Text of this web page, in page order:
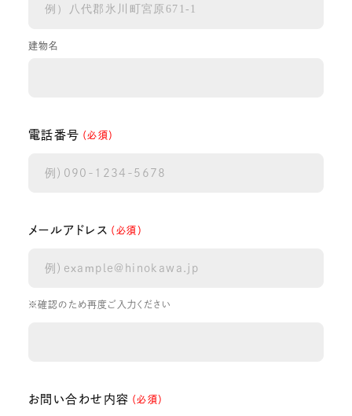
建物名
電話番号 （必須）
メールアドレス （必須）
※確認のため再度ご入力ください
お問い合わせ内容 （必須）